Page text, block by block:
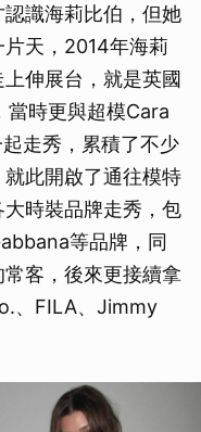
識海莉比伯，但她
天，2014年海莉
伸展台，就是英國
時更與超模Cara
走秀，累積了不少
此開啟了通往模特
時裝品牌走秀，包
等品牌，同
客，後來更接續拿
、FILA、Jimmy